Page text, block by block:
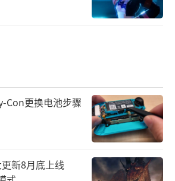
Con更换电池步骤
更新8月底上线